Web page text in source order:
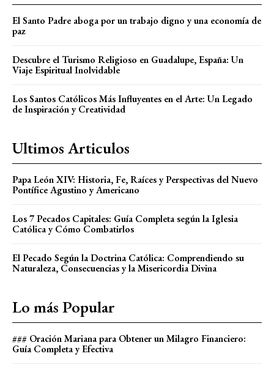
El Santo Padre aboga por un trabajo digno y una economía de
paz
Descubre el Turismo Religioso en Guadalupe, España: Un
Viaje Espiritual Inolvidable
Los Santos Católicos Más Influyentes en el Arte: Un Legado
de Inspiración y Creatividad
Ultimos Articulos
Papa León XIV: Historia, Fe, Raíces y Perspectivas del Nuevo
Pontífice Agustino y Americano
Los 7 Pecados Capitales: Guía Completa según la Iglesia
Católica y Cómo Combatirlos
El Pecado Según la Doctrina Católica: Comprendiendo su
Naturaleza, Consecuencias y la Misericordia Divina
Lo más Popular
### Oración Mariana para Obtener un Milagro Financiero:
Guía Completa y Efectiva